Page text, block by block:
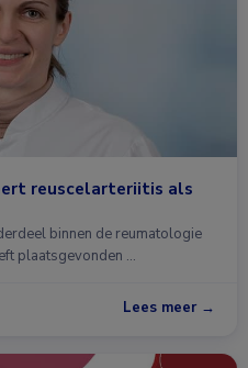
reuscelarteriitis als
binnen de reumatologie
plaatsgevonden …
Lees meer →